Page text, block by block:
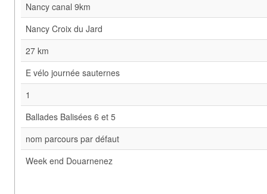
Nancy canal 9km
Nancy Croix du Jard
27 km
E vélo journée sauternes
1
Ballades Balisées 6 et 5
nom parcours par défaut
Week end Douarnenez